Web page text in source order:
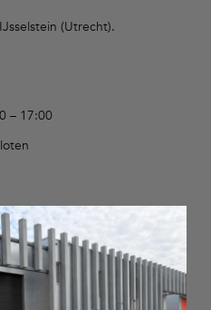
(Utrecht).
– 17:00